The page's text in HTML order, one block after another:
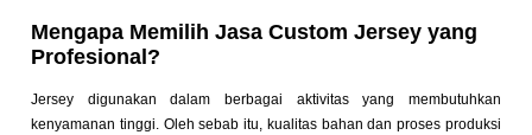
Mengapa Memilih Jasa Custom Jersey yang
Profesional?
Jersey digunakan dalam berbagai aktivitas yang membutuhkan
kenyamanan tinggi. Oleh sebab itu, kualitas bahan dan proses produksi